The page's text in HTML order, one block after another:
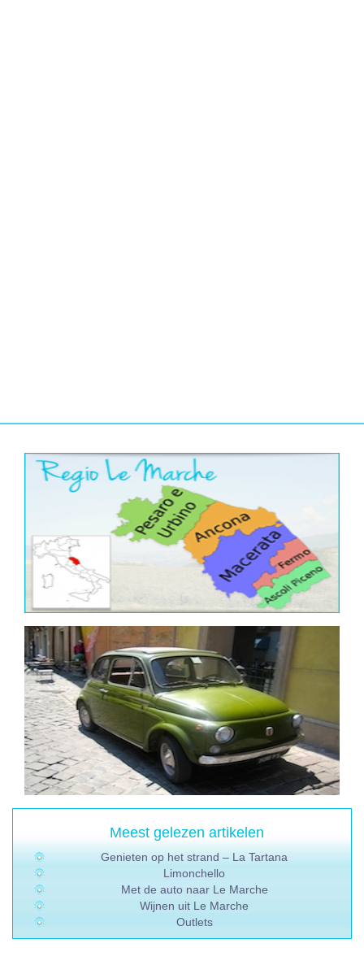
Meest gelezen artikelen
Genieten op het strand – La Tartana
Limonchello
Met de auto naar Le Marche
Wijnen uit Le Marche
Outlets